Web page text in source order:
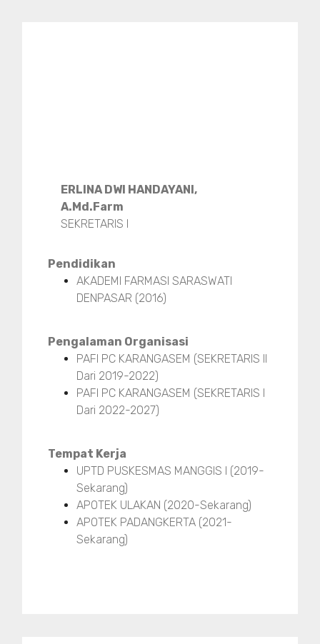
ERLINA DWI HANDAYANI,
A.Md.Farm
SEKRETARIS I
Pendidikan
AKADEMI FARMASI SARASWATI
DENPASAR (2016)
Pengalaman Organisasi
PAFI PC KARANGASEM (SEKRETARIS II
Dari 2019-2022)
PAFI PC KARANGASEM (SEKRETARIS I
Dari 2022-2027)
Tempat Kerja
UPTD PUSKESMAS MANGGIS I (2019-
Sekarang)
APOTEK ULAKAN (2020-Sekarang)
APOTEK PADANGKERTA (2021-
Sekarang)